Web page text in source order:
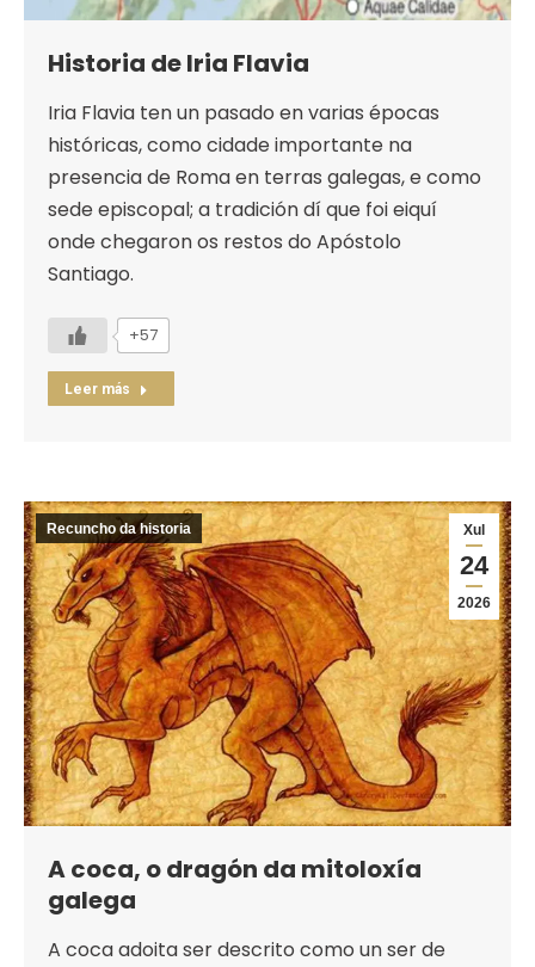
Historia de Iria Flavia
Iria Flavia ten un pasado en varias épocas
históricas, como cidade importante na
presencia de Roma en terras galegas, e como
sede episcopal; a tradición dí que foi eiquí
onde chegaron os restos do Apóstolo
Santiago.
+57
Leer más
Xul
24
2026
Recuncho da historia
A coca, o dragón da mitoloxía
galega
A coca adoita ser descrito como un ser de